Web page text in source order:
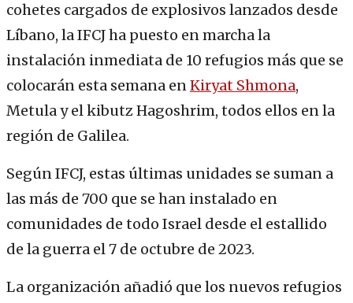
cohetes cargados de explosivos lanzados desde
Líbano, la IFCJ ha puesto en marcha la
instalación inmediata de 10 refugios más que se
colocarán esta semana enKiryat Shmona,
Metula y el kibutz Hagoshrim, todos ellos en la
región de Galilea.
Según IFCJ, estas últimas unidades se suman a
las más de 700 que se han instalado en
comunidades de todo Israel desde el estallido
de la guerra el 7 de octubre de 2023.
La organización añadió que los nuevos refugios